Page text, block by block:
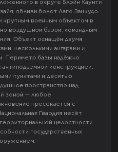
в округе Блэйн Каунти
вблизи болот Лаго Занкудо.
крупным военным объектом в
воздушной базой, командным
Объект оснащён двумя
несколькими ангарами и
Периметр базы надёжно
конструкцией,
пунктами и десятью
пространство над
зоной — любое
пресекается с
Гвардия несёт
целостности
государственных